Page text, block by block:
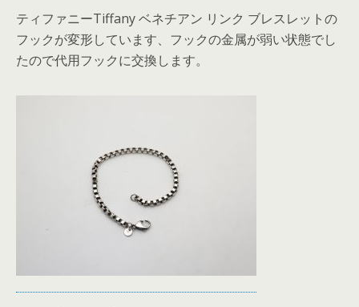
ティファニーTiffany ベネチアン リンク ブレスレットの
フックが変形しています、フックの金属が弱い状態でし
たので代用フックに交換します。